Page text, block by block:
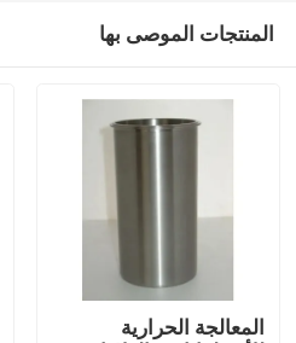
المنتجات الموصى بها
المعالجة الحرارية